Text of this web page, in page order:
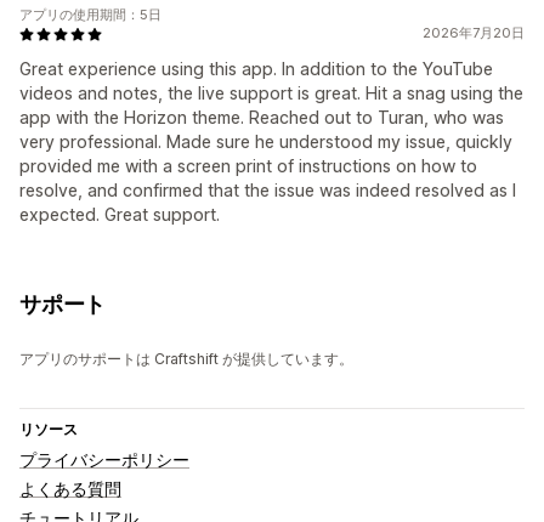
2026年7月20日
Great experience using this app. In addition to the YouTube
videos and notes, the live support is great. Hit a snag using the
app with the Horizon theme. Reached out to Turan, who was
very professional. Made sure he understood my issue, quickly
provided me with a screen print of instructions on how to
resolve, and confirmed that the issue was indeed resolved as I
expected. Great support.
アプリの使用期間：5日
サポート
アプリのサポートは Craftshift が提供しています。
リソース
プライバシーポリシー
よくある質問